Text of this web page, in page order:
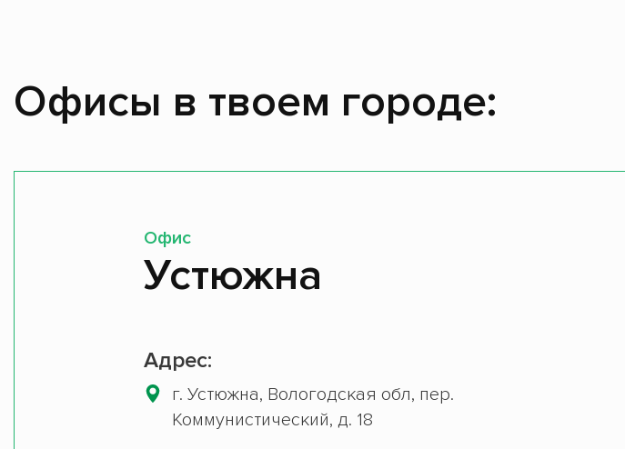
Офисы в твоем городе:
Офис
Устюжна
Адрес:
г. Устюжна, Вологодская обл, пер.
Коммунистический, д. 18